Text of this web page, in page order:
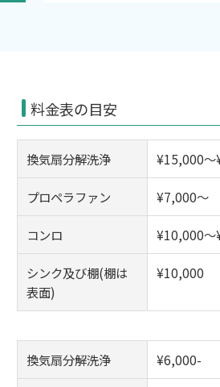
料金表の目安
換気扇分解洗浄 ¥15,000～
プロペラファン ¥7,000～
コンロ ¥10,000～
シンク及び棚(棚は
表面)
¥10,000
換気扇分解洗浄 ¥6,000-